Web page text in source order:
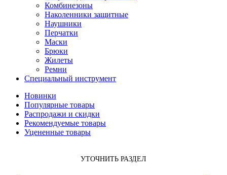
Комбинезоны
Наколенники защитные
Наушники
Перчатки
Маски
Брюки
Жилеты
Ремни
Специальный инструмент
Новинки
Популярные товары
Распродажи и скидки
Рекомендуемые товары
Уцененные товары
УТОЧНИТЬ РАЗДЕЛ